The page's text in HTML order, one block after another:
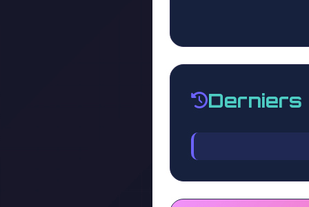
Derniers